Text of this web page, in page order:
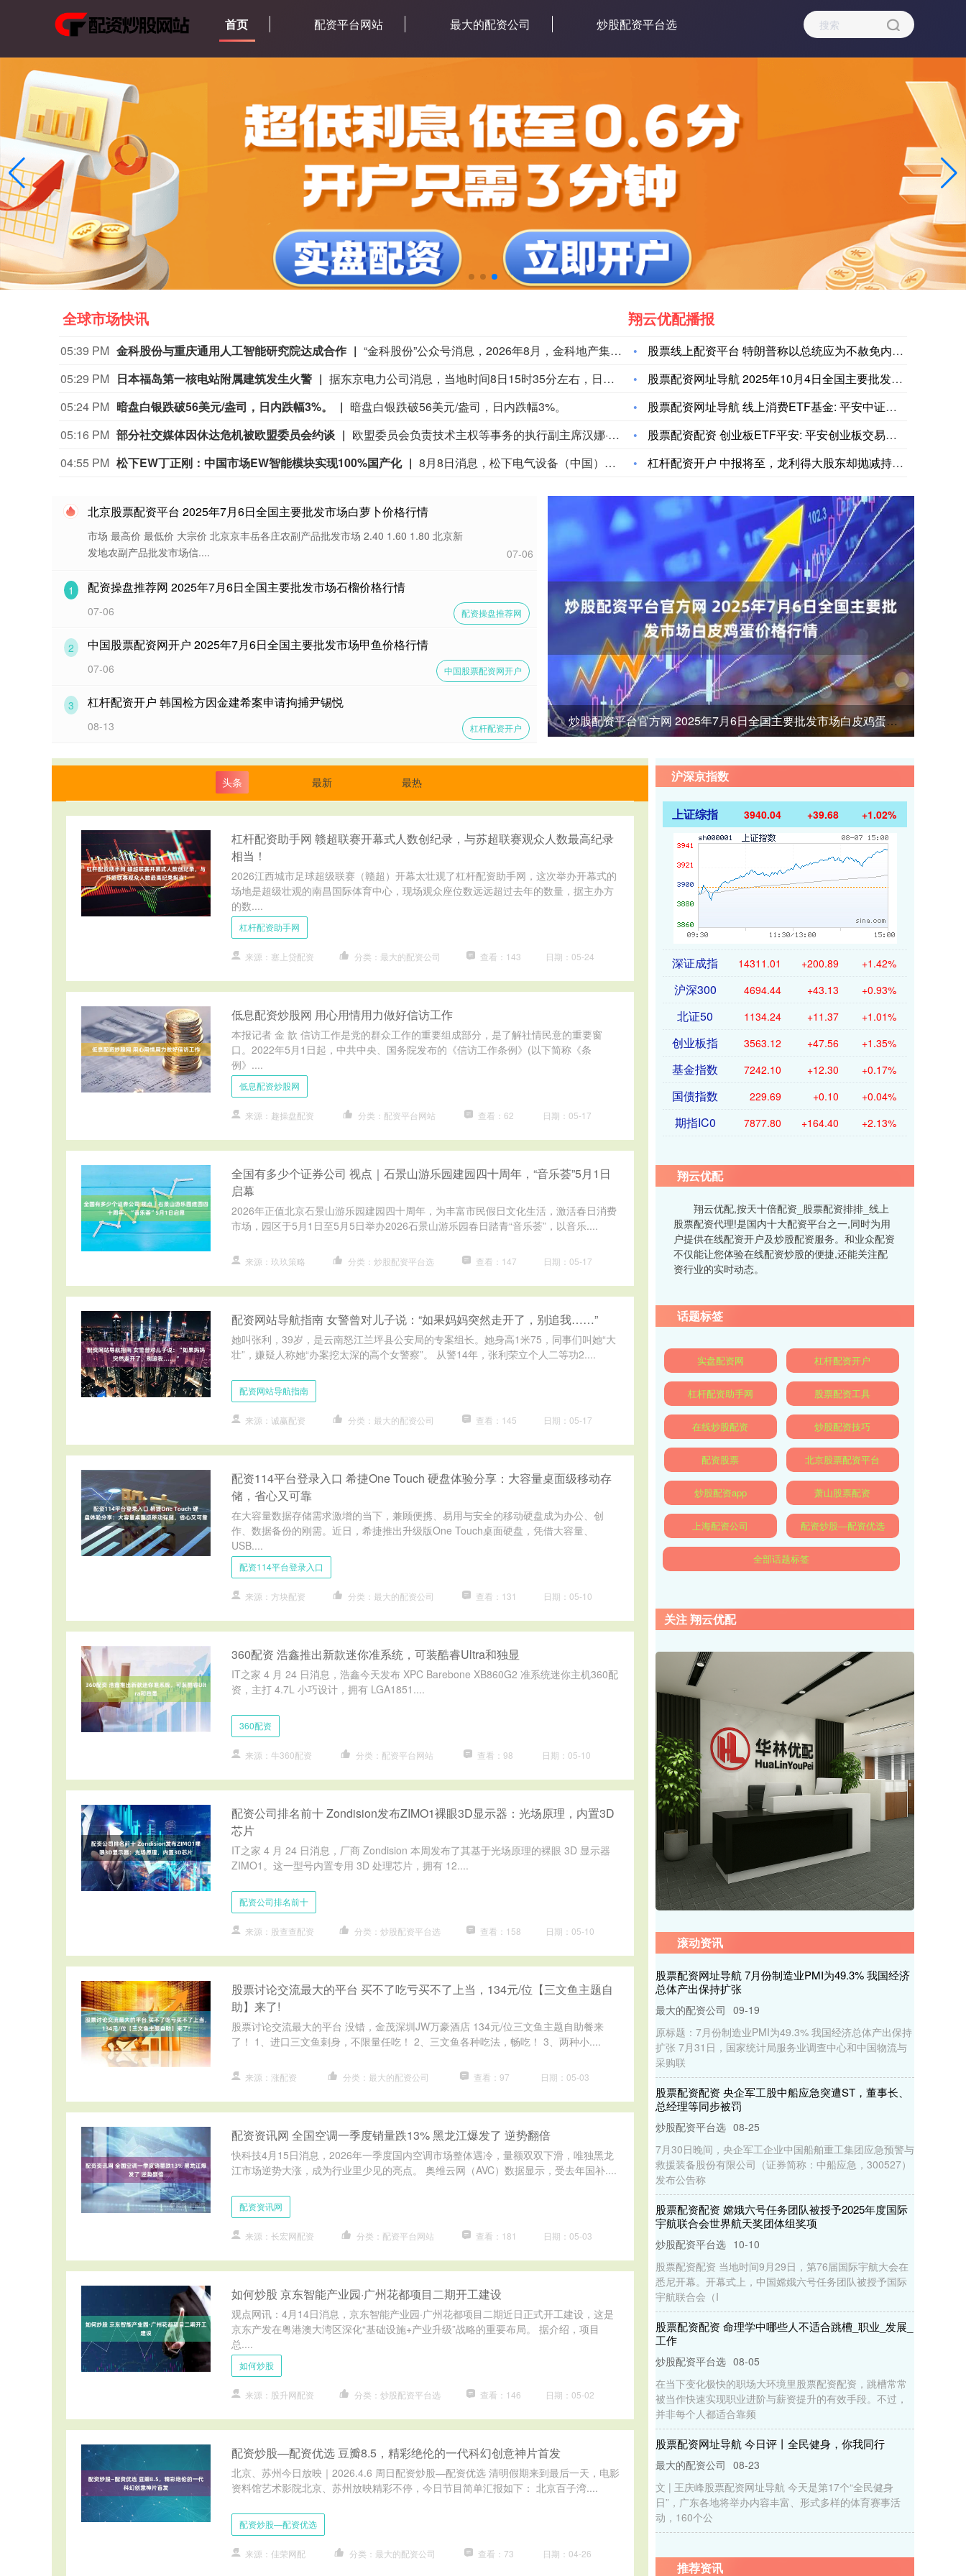
首页 配资平台网站 最大的配资公司 炒股配资平台选
全球市场快讯
05:39 PM 金科股份与重庆通用人工智能研究院达成合作
“金科股份”公众号消息，2026年8月，金科地产集团股份有限公司（简称“金科股份”）与重庆通用人工智能研究院在重庆正式签署全方位合作协议。双方将依托通用人工智能前沿技术，落地不动产全场景智慧解决方案，合力打造重庆“人工智能+不动产”产业标杆项目。
05:29 PM 日本福岛第一核电站附属建筑发生火警
据东京电力公司消息，当地时间8日15时35分左右，日本福岛第一核电站5号、6号机组服务建筑3、4层的火灾报警器发生启动。东京电力公司于当天16时01分向双叶消防本部报警。随后，消防部门赶赴现场确认，但未发现明火或冒烟。事件对核电站厂区设备没有造成影响，监测点以及厂区边界的尘埃监测仪等所测得的放射线量也未发现异常。（央视新闻）
05:24 PM 暗盘白银跌破56美元/盎司，日内跌幅3%。
暗盘白银跌破56美元/盎司，日内跌幅3%。
05:16 PM 部分社交媒体因休达危机被欧盟委员会约谈
欧盟委员会负责技术主权等事务的执行副主席汉娜·维尔库宁7日在社交媒体上表示，欧盟委员会当天就西班牙飞地休达局势约谈短视频平台TikTok和美国元公司（Meta），要求平台在危机期间加强内容监测并采取果断措施。 维尔库宁在社交媒体平台X上说，在危机情况下，社交媒体平台必须果断采取行动，维护数字空间完整性。她表示，平台应加强对相关内容的监测，并强化与事实核查机构的合作。 休达位于非洲西北部、直布罗陀海峡附近的地中海沿岸，与摩洛哥接壤。日前，大批非法移民从摩洛哥方向进入休达，引发近年来西班牙最严重的边境移民危机。 据德新社等媒体报道，一些进入休达的非法移民表示，他们此前从社交媒体获悉所谓“边境开放”“休达将提供住宿”以及“进入休达后可继续前往西班牙本土”等信息。 休达危机也引发了欧盟内部围绕外部边境管控和移民政策的新一轮争议。维尔库宁表示，欧盟委员会将于10日继续跟进相关情况。(新华社)
04:55 PM 松下EW丁正刚：中国市场EW智能模块实现100%国产化 8月8日消息，松下电气设备（中国）有限公司电材营销本部长丁正刚称，松下EW智能模块的产品，已实现100%国产化。未来松下EW积极推进照明、开关和全屋智能业务，聚焦重庆、成都、昆明等重点西部城市。（界面新闻）
翔云优配播报
股票线上配资平台 特朗普称以总统应为不赦免内塔尼亚胡“感到羞
股票配资网址导航 2025年10月4日全国主要批发市场黑木耳
股票配资网址导航 线上消费ETF基金: 平安中证沪港深线上消
股票配资配资 创业板ETF平安: 平安创业板交易型开放式指数
杠杆配资开户 中报将至，龙利得大股东却抛减持计划，净利两年连
炒股配资平台官方网 2025年7月6日全国主要批发市场白皮鸡蛋价格行情
北京股票配资平台 2025年7月6日全国主要批发市场白萝卜价格行情
市场 最高价 最低价 大宗价 北京京丰岳各庄农副产品批发市场 2.40 1.60 1.80 北京新
发地农副产品批发市场信....
07-06
1 配资操盘推荐网 2025年7月6日全国主要批发市场石榴价格行情
配资操盘推荐网
07-06
2 中国股票配资网开户 2025年7月6日全国主要批发市场甲鱼价格行情
中国股票配资网开户
07-06
3 杠杆配资开户 韩国检方因金建希案申请拘捕尹锡悦
杠杆配资开户
08-13
头条 最新 最热
杠杆配资助手网 赣超联赛开幕式人数创纪录，与苏超联赛观众人数最高纪录
相当！
2026江西城市足球超级联赛（赣超）开幕太壮观了杠杆配资助手网，这次举办开幕式的
场地是超级壮观的南昌国际体育中心，现场观众座位数远远超过去年的数量，据主办方
的数....
杠杆配资助手网
来源：塞上贷配资 分类：最大的配资公司 查看：143 日期：05-24
低息配资炒股网 用心用情用力做好信访工作
本报记者 金 歆 信访工作是党的群众工作的重要组成部分，是了解社情民意的重要窗
口。2022年5月1日起，中共中央、国务院发布的《信访工作条例》(以下简称《条
例》....
低息配资炒股网
来源：趣操盘配资 分类：配资平台网站 查看：62 日期：05-17
全国有多少个证券公司 视点｜石景山游乐园建园四十周年，“音乐荟”5月1日
启幕
2026年正值北京石景山游乐园建园四十周年，为丰富市民假日文化生活，激活春日消费
市场，园区于5月1日至5月5日举办2026石景山游乐园春日踏青“音乐荟”，以音乐....
来源：玖玖策略 分类：炒股配资平台选 查看：147 日期：05-17
配资网站导航指南 女警曾对儿子说：“如果妈妈突然走开了，别追我……”
她叫张利，39岁，是云南怒江兰坪县公安局的专案组长。她身高1米75，同事们叫她“大
壮”，嫌疑人称她“办案挖太深的高个女警察”。 从警14年，张利荣立个人二等功2....
配资网站导航指南
来源：诚赢配资 分类：最大的配资公司 查看：145 日期：05-17
配资114平台登录入口 希捷One Touch 硬盘体验分享：大容量桌面级移动存
储，省心又可靠
在大容量数据存储需求激增的当下，兼顾便携、易用与安全的移动硬盘成为办公、创
作、数据备份的刚需。近日，希捷推出升级版One Touch桌面硬盘，凭借大容量、
USB....
配资114平台登录入口
来源：方块配资 分类：最大的配资公司 查看：131 日期：05-10
360配资 浩鑫推出新款迷你准系统，可装酷睿Ultra和独显
IT之家 4 月 24 日消息，浩鑫今天发布 XPC Barebone XB860G2 准系统迷你主机360配
资，主打 4.7L 小巧设计，拥有 LGA1851....
360配资
来源：牛360配资 分类：配资平台网站 查看：98 日期：05-10
配资公司排名前十 Zondision发布ZIMO1裸眼3D显示器：光场原理，内置3D
芯片
IT之家 4 月 24 日消息，厂商 Zondision 本周发布了其基于光场原理的裸眼 3D 显示器
ZIMO1。这一型号内置专用 3D 处理芯片，拥有 12....
配资公司排名前十
来源：股查查配资 分类：炒股配资平台选 查看：158 日期：05-10
股票讨论交流最大的平台 买不了吃亏买不了上当，134元/位【三文鱼主题自
助】来了!
股票讨论交流最大的平台 没错，金茂深圳JW万豪酒店 134元/位三文鱼主题自助餐来
了！ 1、进口三文鱼刺身，不限量任吃！ 2、三文鱼各种吃法，畅吃！ 3、两种小....
来源：涨配资 分类：最大的配资公司 查看：97 日期：05-03
配资资讯网 全国空调一季度销量跌13% 黑龙江爆发了 逆势翻倍
快科技4月15日消息，2026年一季度国内空调市场整体遇冷，量额双双下滑，唯独黑龙
江市场逆势大涨，成为行业里少见的亮点。 奥维云网（AVC）数据显示，受去年国补....
配资资讯网
来源：长宏网配资 分类：配资平台网站 查看：181 日期：05-03
如何炒股 京东智能产业园·广州花都项目二期开工建设
观点网讯：4月14日消息，京东智能产业园·广州花都项目二期近日正式开工建设，这是
京东产发在粤港澳大湾区深化“基础设施+产业升级”战略的重要布局。 据介绍，项目
总....
如何炒股
来源：股升网配资 分类：炒股配资平台选 查看：146 日期：05-02
配资炒股—配资优选 豆瓣8.5，精彩绝伦的一代科幻创意神片首发
北京、苏州今日放映｜2026.4.6 周日配资炒股—配资优选 清明假期来到最后一天，电影
资料馆艺术影院北京、苏州放映精彩不停，今日节目简单汇报如下： 北京百子湾....
配资炒股—配资优选
来源：佳荣网配 分类：最大的配资公司 查看：73 日期：04-26
沪深京指数
上证综指 3940.04 +39.68 +1.02%
深证成指 14311.01 +200.89 +1.42%
沪深300 4694.44 +43.13 +0.93%
北证50 1134.24 +11.37 +1.01%
创业板指 3563.12 +47.56 +1.35%
基金指数 7242.10 +12.30 +0.17%
国债指数 229.69 +0.10 +0.04%
期指IC0 7877.80 +164.40 +2.13%
翔云优配
翔云优配,按天十倍配资_股票配资排排_线上
股票配资代理!是国内十大配资平台之一,同时为用
户提供在线配资开户及炒股配资服务。和业众配资
不仅能让您体验在线配资炒股的便捷,还能关注配
资行业的实时动态。
话题标签
实盘配资网 杠杆配资开户
杠杆配资助手网 股票配资工具
在线炒股配资 炒股配资技巧
配资股票 北京股票配资平台
炒股配资app 萧山股票配资
上海配资公司 配资炒股—配资优选
全部话题标签
关注 翔云优配
滚动资讯
股票配资网址导航 7月份制造业PMI为49.3% 我国经济
总体产出保持扩张
最大的配资公司 09-19
原标题：7月份制造业PMI为49.3% 我国经济总体产出保持
扩张 7月31日，国家统计局服务业调查中心和中国物流与
采购联
股票配资配资 央企军工股中船应急突遭ST，董事长、
总经理等同步被罚
炒股配资平台选 08-25
7月30日晚间，央企军工企业中国船舶重工集团应急预警与
救援装备股份有限公司（证券简称：中船应急，300527）
发布公告称
股票配资配资 嫦娥六号任务团队被授予2025年度国际
宇航联合会世界航天奖团体组奖项
炒股配资平台选 10-10
股票配资配资 当地时间9月29日，第76届国际宇航大会在
悉尼开幕。开幕式上，中国嫦娥六号任务团队被授予国际
宇航联合会（I
股票配资配资 命理学中哪些人不适合跳槽_职业_发展_
工作
炒股配资平台选 08-05
在当下变化极快的职场大环境里股票配资配资，跳槽常常
被当作快速实现职业进阶与薪资提升的有效手段。不过，
并非每个人都适合靠频
股票配资网址导航 今日评丨全民健身，你我同行
最大的配资公司 08-23
文 | 王庆峰股票配资网址导航 今天是第17个“全民健身
日”，广东各地将举办内容丰富、形式多样的体育赛事活
动，160个公
推荐资讯